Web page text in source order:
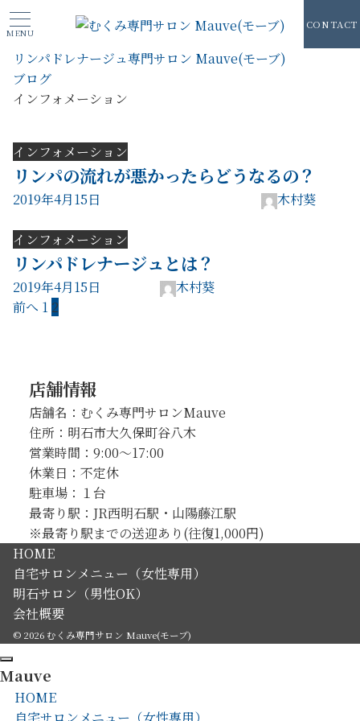
MENU
CONTACT
リンパドレナージュ専門サロン Mauve(モーブ)
ブログ
インフォメーション
インフォメーション
リンパの流れが悪かったらどうなるの？
2019年4月15日 木村葵
インフォメーション
リンパドレナージュとは？
2019年4月15日 木村葵
投
前へ 1 2
店舗情報
店舗名：むくみ専門サロンMauve
住所：明石市大久保町谷八木
営業時間：9:00～17:00
休業日：不定休
駐車場：１台
最寄り駅：JR西明石駅・山陽藤江駅
※最寄り駅までの送迎あり(往復1,000円)
HOME
自宅サロンメニュー（女性専用）
明石サロン（男性OK）
会社概要
© 2026 むくみ専門サロン Mauve(モーブ)
Mauve
HOME